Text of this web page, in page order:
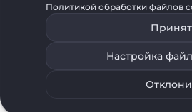
Подобрать аналог
ОДО "ЭКОНОМСТРОЙ" Юр.адрес: 224011, г. Брест, ул.
05554, выдано 06 сентября 2005 г. Зарегистрировал
августа 2005 г. Регистрация интернет-магазина: в
ОДО "ЭКОНОМСТРОЙ" использует на своем сайте
файлов cookie. Для запрета использования файлов cookie
настройками своего браузера. Политика обработки
Политикой обработки файлов
Настройка